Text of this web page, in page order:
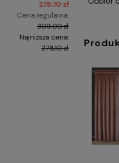
278,10 zł
Cena regularna:
309,00 zł
Najniższa cena:
278,10 zł
LINE